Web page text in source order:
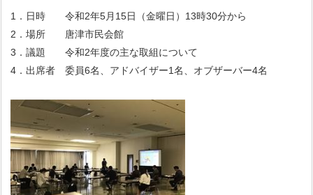
1．日時 令和2年5月15日（金曜日）13時30分から
2．場所 唐津市民会館
3．議題 令和2年度の主な取組について
4．出席者 委員6名、アドバイザー1名、オブザーバー4名